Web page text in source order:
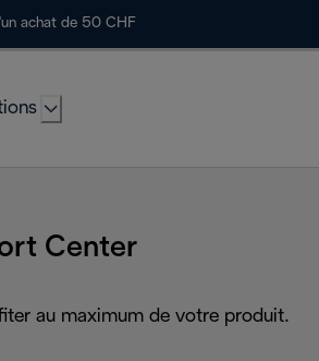
achat de 50 CHF
Center
au maximum de votre produit.